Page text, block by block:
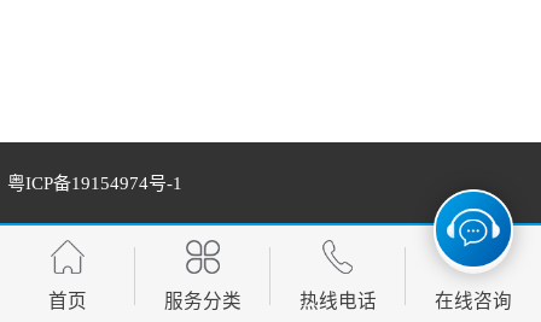
粤ICP备19154974号-1
首页 服务分类 热线电话 在线咨询